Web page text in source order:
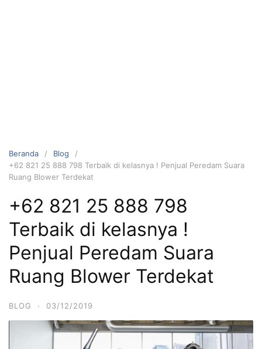
Beranda
Blog
+62 821 25 888 798 Terbaik di kelasnya ! Penjual Peredam Suara
Ruang Blower Terdekat
+62 821 25 888 798
Terbaik di kelasnya !
Penjual Peredam Suara
Ruang Blower Terdekat
BLOG · 03/12/2019